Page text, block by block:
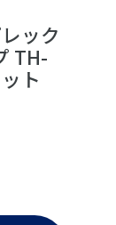
ック
TH-
ト